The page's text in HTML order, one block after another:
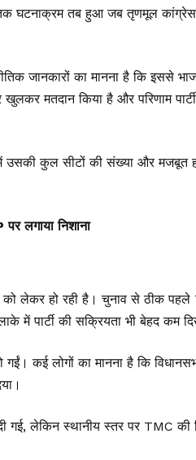
घटनाक्रम तब हुआ जब तृणमूल कांग्रेस
जानकारों का मानना है कि इससे
मतदान किया है और परिणाम
कुल सीटों की संख्या और मजबूत
लगाया निशाना
लेकर हो रही है। चुनाव से ठीक पहले
में पार्टी की सक्रियता भी बेहद कम
कई लोगों का मानना है कि
गई, लेकिन स्थानीय स्तर पर TMC की